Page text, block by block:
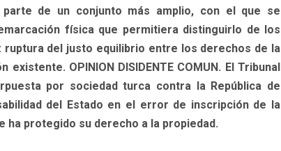
de un conjunto más amplio, con el que se
física que permitiera distinguirlo de los
del justo equilibrio entre los derechos de la
OPINION DISIDENTE COMUN. El Tribunal
por sociedad turca contra la República de
del Estado en el error de inscripción de la
protegido su derecho a la propiedad.